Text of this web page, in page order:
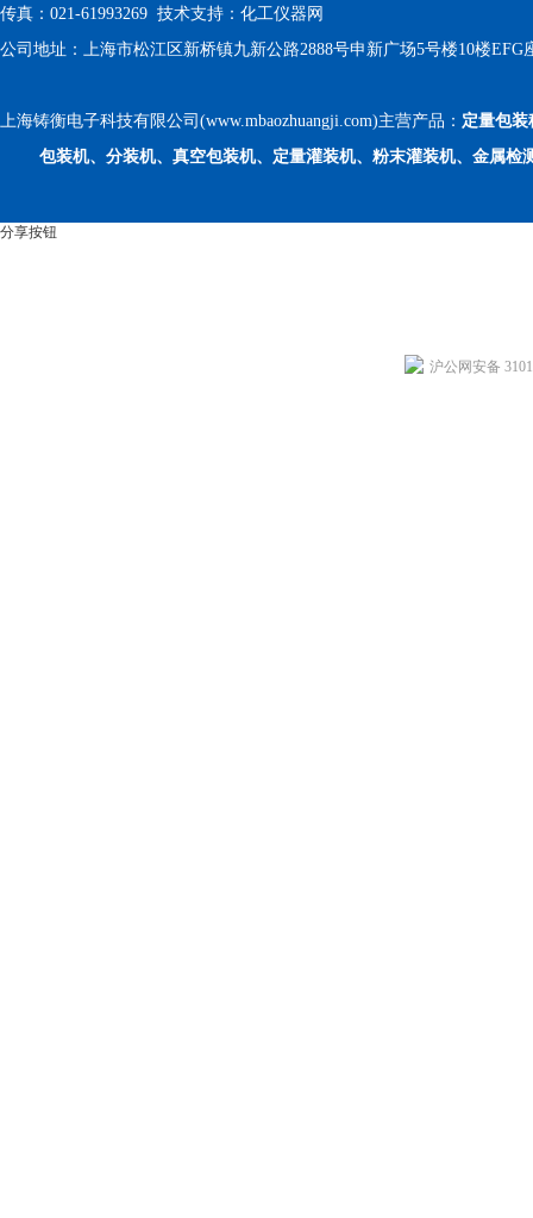
传真：021-61993269 技术支持： 化工仪器网
公司地址：上海市松江区新桥镇九新公路2888号申新广场5号楼10楼EFG
上海铸衡电子科技有限公司(www.mbaozhuangji.com)主营产品： 定量包装
包装机、分装机、真空包装机、定量灌装机、粉末灌装机、金属检
分享按钮
沪公网安备